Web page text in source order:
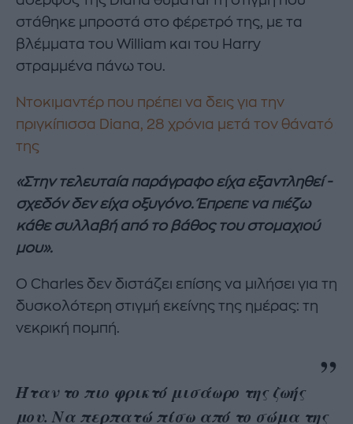
στάθηκε μπροστά στο φέρετρό της, με τα
βλέμματα του William και του Harry
στραμμένα πάνω του.
Ντοκιμαντέρ που πρέπει να δεις για την
πριγκίπισσα Diana, 28 χρόνια μετά τον θάνατό
της
«Στην τελευταία παράγραφο είχα εξαντληθεί -
σχεδόν δεν είχα οξυγόνο. Έπρεπε να πιέζω
κάθε συλλαβή από το βάθος του στομαχιού
μου».
Ο Charles δεν διστάζει επίσης να μιλήσει για τη
δυσκολότερη στιγμή εκείνης της ημέρας: τη
νεκρική πομπή.
Ήταν το πιο φρικτό μισάωρο της ζωής
μου. Να περπατώ πίσω από το σώμα της